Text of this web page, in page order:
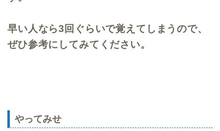
早い人なら3回ぐらいで覚えてしまうので、
ぜひ参考にしてみてください。
やってみせ